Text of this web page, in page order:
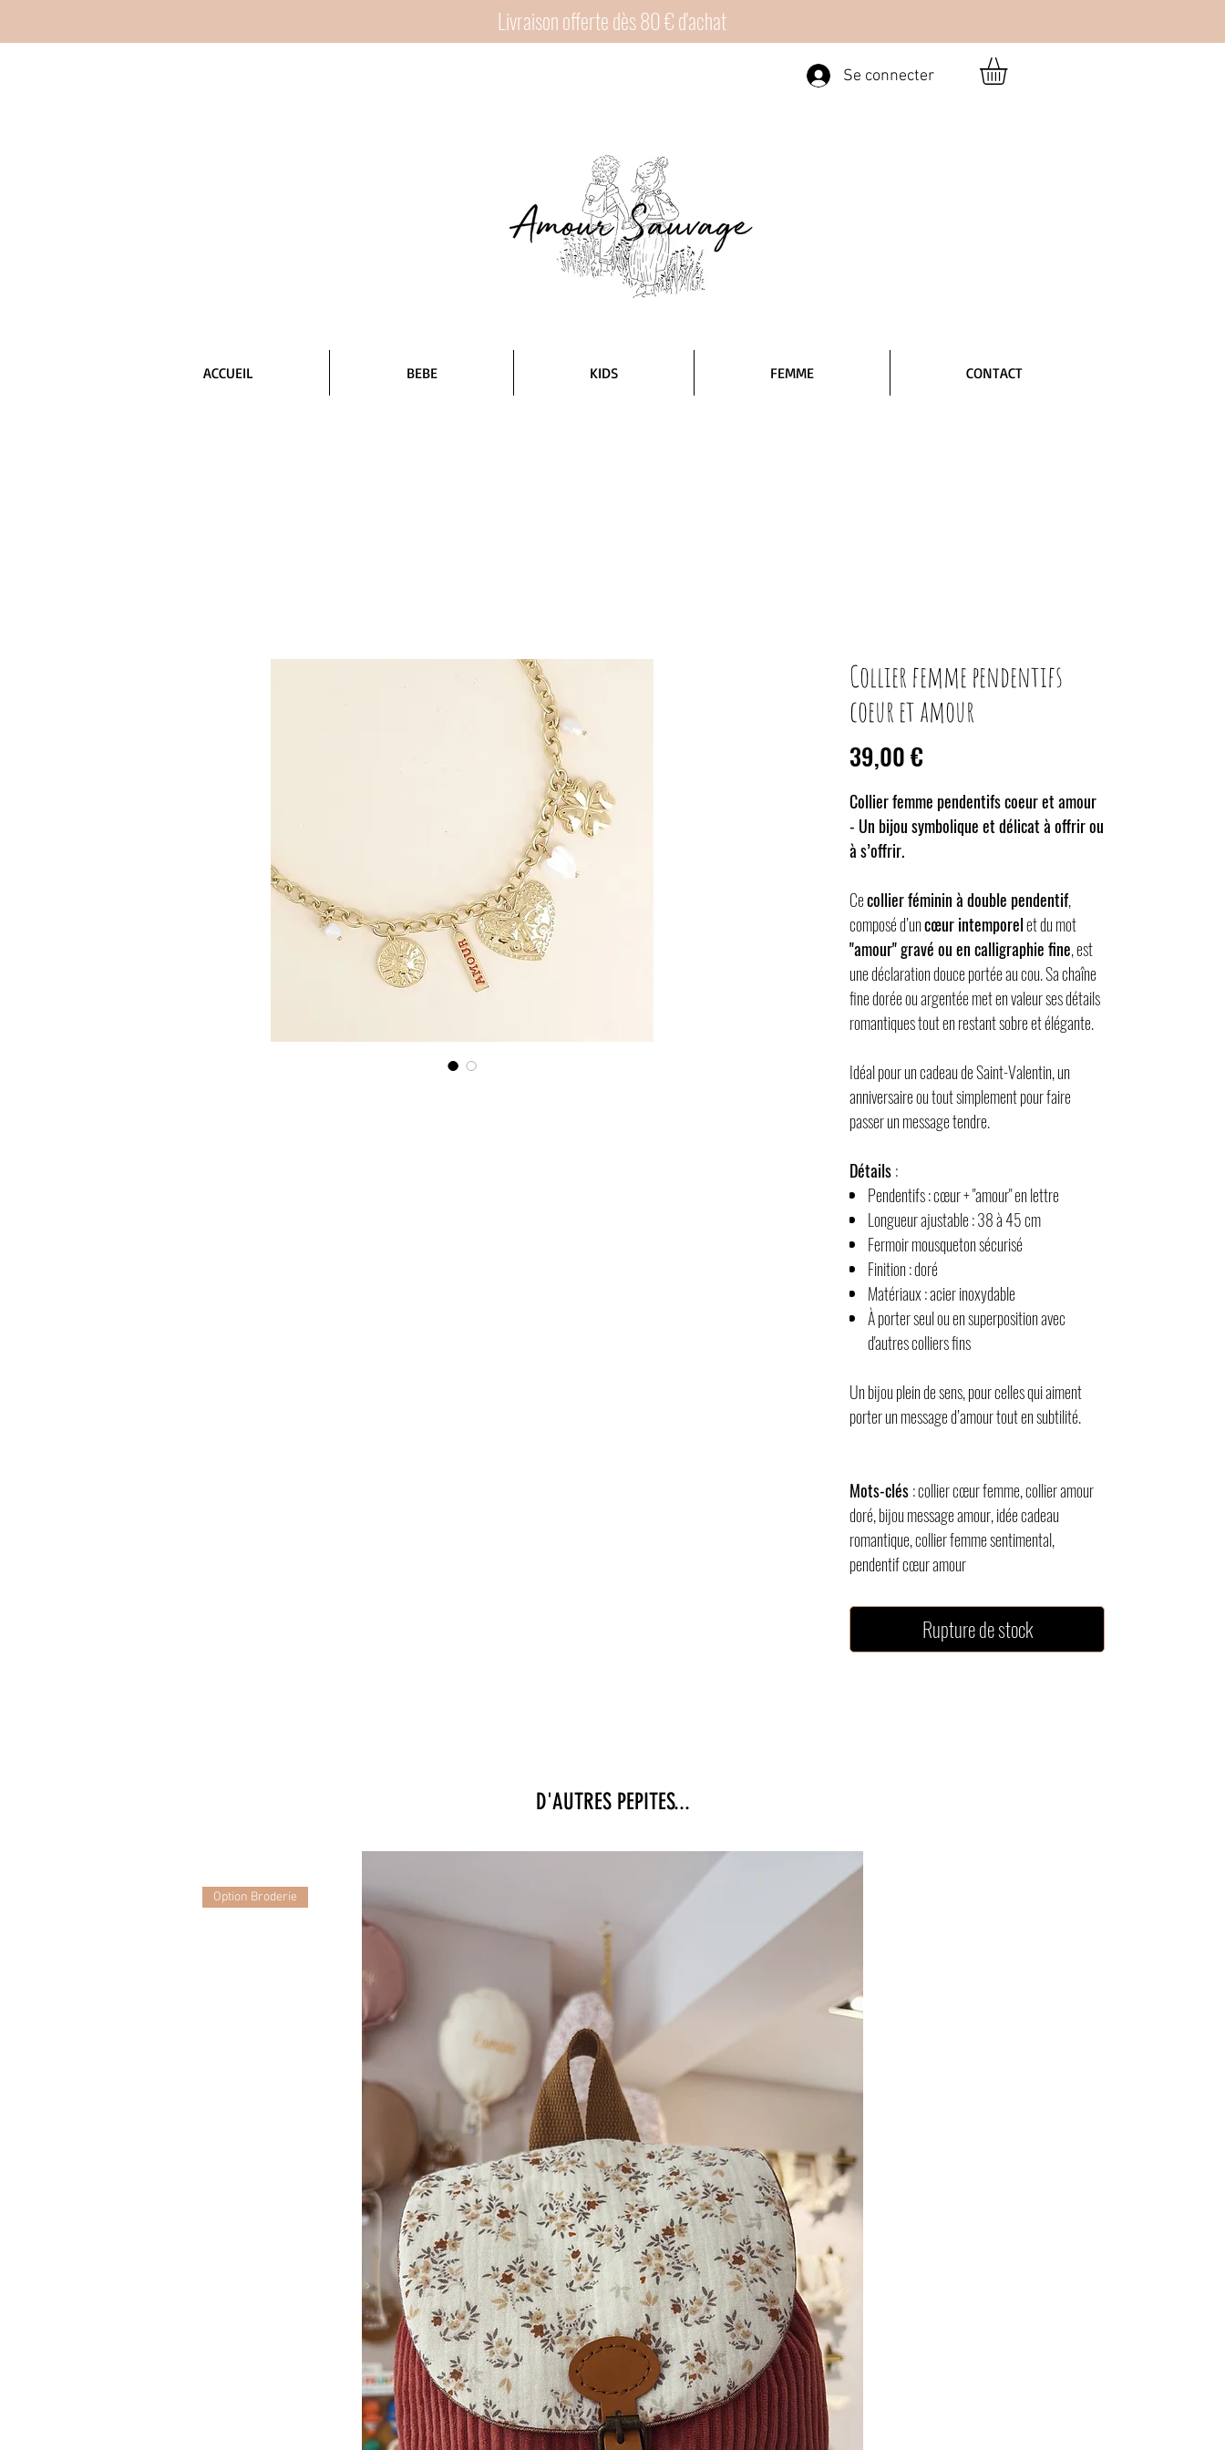
Se connecter
Livraison offerte dès 80 € d'achat
ACCUEIL BEBE KIDS FEMME CONTACT
Collier femme pendentifs
coeur et amour
39,00 €
Collier femme pendentifs coeur et amour
- Un bijou symbolique et délicat à offrir ou
à s’offrir.
Cecollier féminin à double pendentif,
composé d’uncœur intemporelet du mot
"amour" gravé ou en calligraphie fine, est
une déclaration douce portée au cou. Sa chaîne
fine dorée ou argentée met en valeur ses détails
romantiques tout en restant sobre et élégante.
Idéal pour un cadeau de Saint-Valentin, un
anniversaire ou tout simplement pour faire
passer un message tendre.
Détails:
Pendentifs : cœur + "amour" en lettre
Longueur ajustable : 38 à 45 cm
Fermoir mousqueton sécurisé
Finition : doré
Matériaux : acier inoxydable
À porter seul ou en superposition avec
d'autres colliers fins
Un bijou plein de sens, pour celles qui aiment
porter un message d’amour tout en subtilité.
Mots-clés: collier cœur femme, collier amour
doré, bijou message amour, idée cadeau
romantique, collier femme sentimental,
pendentif cœur amour
Rupture de stock
D'AUTRES PEPITES...
Option Broderie